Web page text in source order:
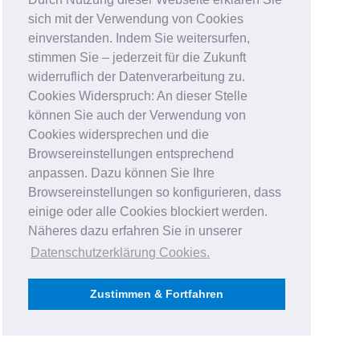
sich mit der Verwendung von Cookies
einverstanden. Indem Sie weitersurfen,
stimmen Sie – jederzeit für die Zukunft
widerruflich der Datenverarbeitung zu.
Cookies Widerspruch: An dieser Stelle
können Sie auch der Verwendung von
Cookies widersprechen und die
Browsereinstellungen entsprechend
anpassen. Dazu können Sie Ihre
Browsereinstellungen so konfigurieren, dass
einige oder alle Cookies blockiert werden.
Näheres dazu erfahren Sie in unserer
Datenschutzerklärung Cookies.
Zustimmen & Fortfahren